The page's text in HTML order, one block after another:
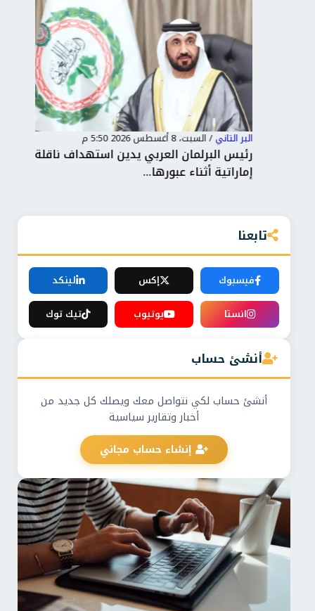
البر التاني/السبت، 8 أغسطس 2026 5:50 م
رئيس البرلمان العربي يدين استهداف ناقلة
إماراتية أثناء عبورها...
تابعنا
فيسبوك إكس
لينكد
انستا
يوتيوب تيك توك
أنشئ حساب
أنشئ حساب لكي نتواصل معك ويصلك كل جديد من
أخبار وتقارير سياسية
إنشاء حساب مجاني